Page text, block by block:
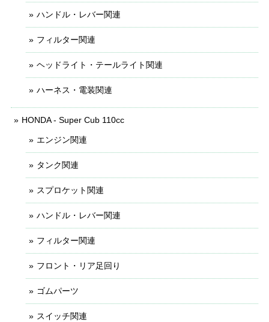
ハンドル・レバー関連
フィルター関連
ヘッドライト・テールライト関連
ハーネス・電装関連
HONDA - Super Cub 110cc
エンジン関連
タンク関連
スプロケット関連
ハンドル・レバー関連
フィルター関連
フロント・リア足回り
ゴムパーツ
スイッチ関連